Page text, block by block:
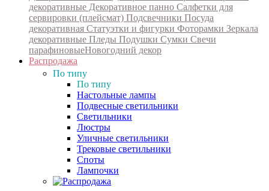
декоративные Декоративное панно Салфетки для
сервировки (плейсмат) Подсвечники Посуда
декоративная Статуэтки и фигурки Фоторамки Зеркала
декоративные Пледы Подушки Сумки Свечи
парафиновыеНовогодний декор
Распродажа
По типу
По типу
Настольные лампы
Подвесные светильники
Светильники
Люстры
Уличные светильники
Трековые светильники
Споты
Лампочки